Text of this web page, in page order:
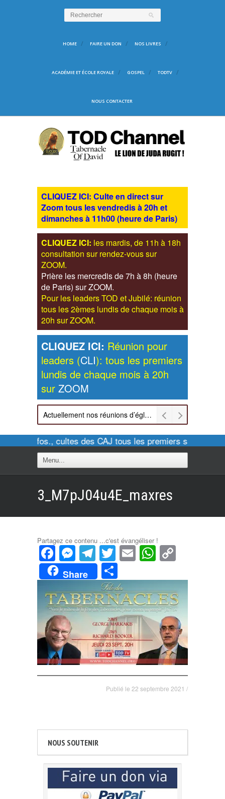
HOME FAIRE UN DON NOS LIVRES
ACADÉMIE ET ÉCOLE ROYALE GOSPEL TODTV
NOUS CONTACTER
CLIQUEZ ICI: Culte en direct sur
Zoom tous les vendredis à 20h et
dimanches à 11h00 (heure de Paris)
CLIQUEZ ICI: les mardis, de 11h à 18h
consultation sur rendez-vous sur
ZOOM.
Prière les mercredis de 7h à 8h (heure
de Paris) sur ZOOM.
Pour les leaders TOD et Jubilé: réunion
tous les 2èmes lundis de chaque mois à
20h sur ZOOM.
CLIQUEZ ICI: Réunion pour
leaders (CLI): tous les premiers
lundis de chaque mois à 20h
sur ZOOM
Actuellement nos réunions d’église sont retransmises sur ZOOM les dimanches à 11h et vendredis à 20h00
Pour infos., cultes des CAJ tous les premiers samedis
3_M7pJ04u4E_maxres
Partagez ce contenu ...c'est évangéliser !
Facebook
Messenger
Telegram
Twitter
Email
Share
Publié le 22 septembre 2021 /
NOUS SOUTENIR